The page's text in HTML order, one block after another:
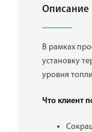
Описание
В рамках
установку
уровня
Что клиент